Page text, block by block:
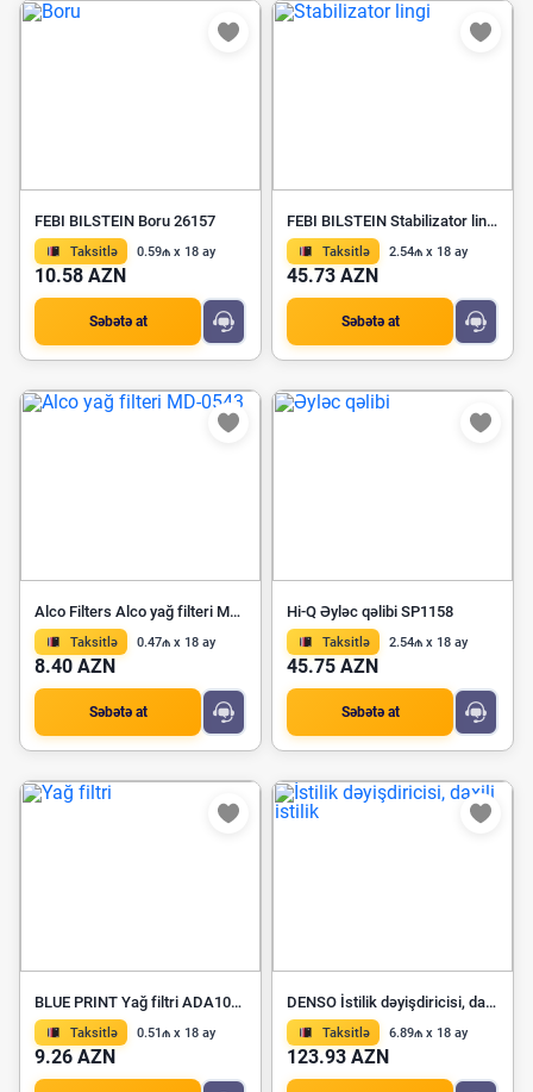
FEBI BILSTEIN Boru 26157
Taksitlə 0.59₼ x 18 ay
10.58 AZN
Səbətə at
FEBI BILSTEIN Stabilizator lingi 02098
Taksitlə 2.54₼ x 18 ay
45.73 AZN
Səbətə at
Alco Filters Alco yağ filteri MD-0543
Taksitlə 0.47₼ x 18 ay
8.40 AZN
Səbətə at
Hi-Q Əyləc qəlibi SP1158
Taksitlə 2.54₼ x 18 ay
45.75 AZN
Səbətə at
BLUE PRINT Yağ filtri ADA102108
Taksitlə 0.51₼ x 18 ay
9.26 AZN
DENSO İstilik dəyişdiricisi, daxili istilik DRR32005
Taksitlə 6.89₼ x 18 ay
123.93 AZN